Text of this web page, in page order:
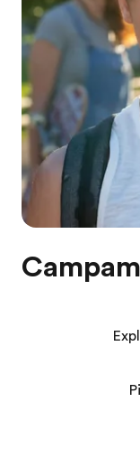
Encuentra una oficina
Sobre nosotros
Quiénes somos
Trabajos
Únete al equipo